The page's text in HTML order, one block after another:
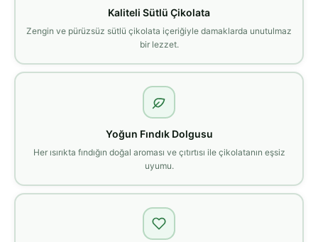
Kaliteli Sütlü Çikolata
Zengin ve pürüzsüz sütlü çikolata içeriğiyle damaklarda unutulmaz
bir lezzet.
Yoğun Fındık Dolgusu
Her ısırıkta fındığın doğal aroması ve çıtırtısı ile çikolatanın eşsiz
uyumu.